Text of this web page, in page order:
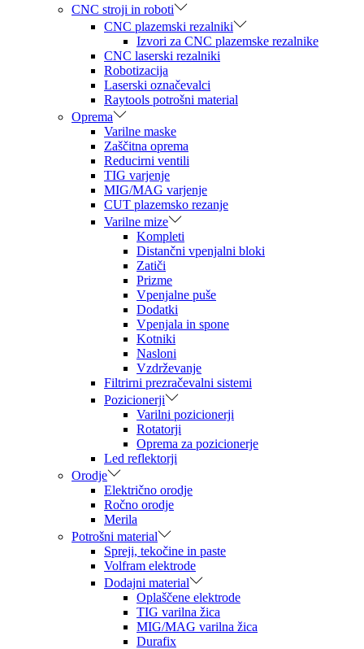
CNC stroji in roboti
CNC plazemski rezalniki
Izvori za CNC plazemske rezalnike
CNC laserski rezalniki
Robotizacija
Laserski označevalci
Raytools potrošni material
Oprema
Varilne maske
Zaščitna oprema
Reducirni ventili
TIG varjenje
MIG/MAG varjenje
CUT plazemsko rezanje
Varilne mize
Kompleti
Distančni vpenjalni bloki
Zatiči
Prizme
Vpenjalne puše
Dodatki
Vpenjala in spone
Kotniki
Nasloni
Vzdrževanje
Filtrirni prezračevalni sistemi
Pozicionerji
Varilni pozicionerji
Rotatorji
Oprema za pozicionerje
Led reflektorji
Orodje
Električno orodje
Ročno orodje
Merila
Potrošni material
Spreji, tekočine in paste
Volfram elektrode
Dodajni material
Oplaščene elektrode
TIG varilna žica
MIG/MAG varilna žica
Durafix